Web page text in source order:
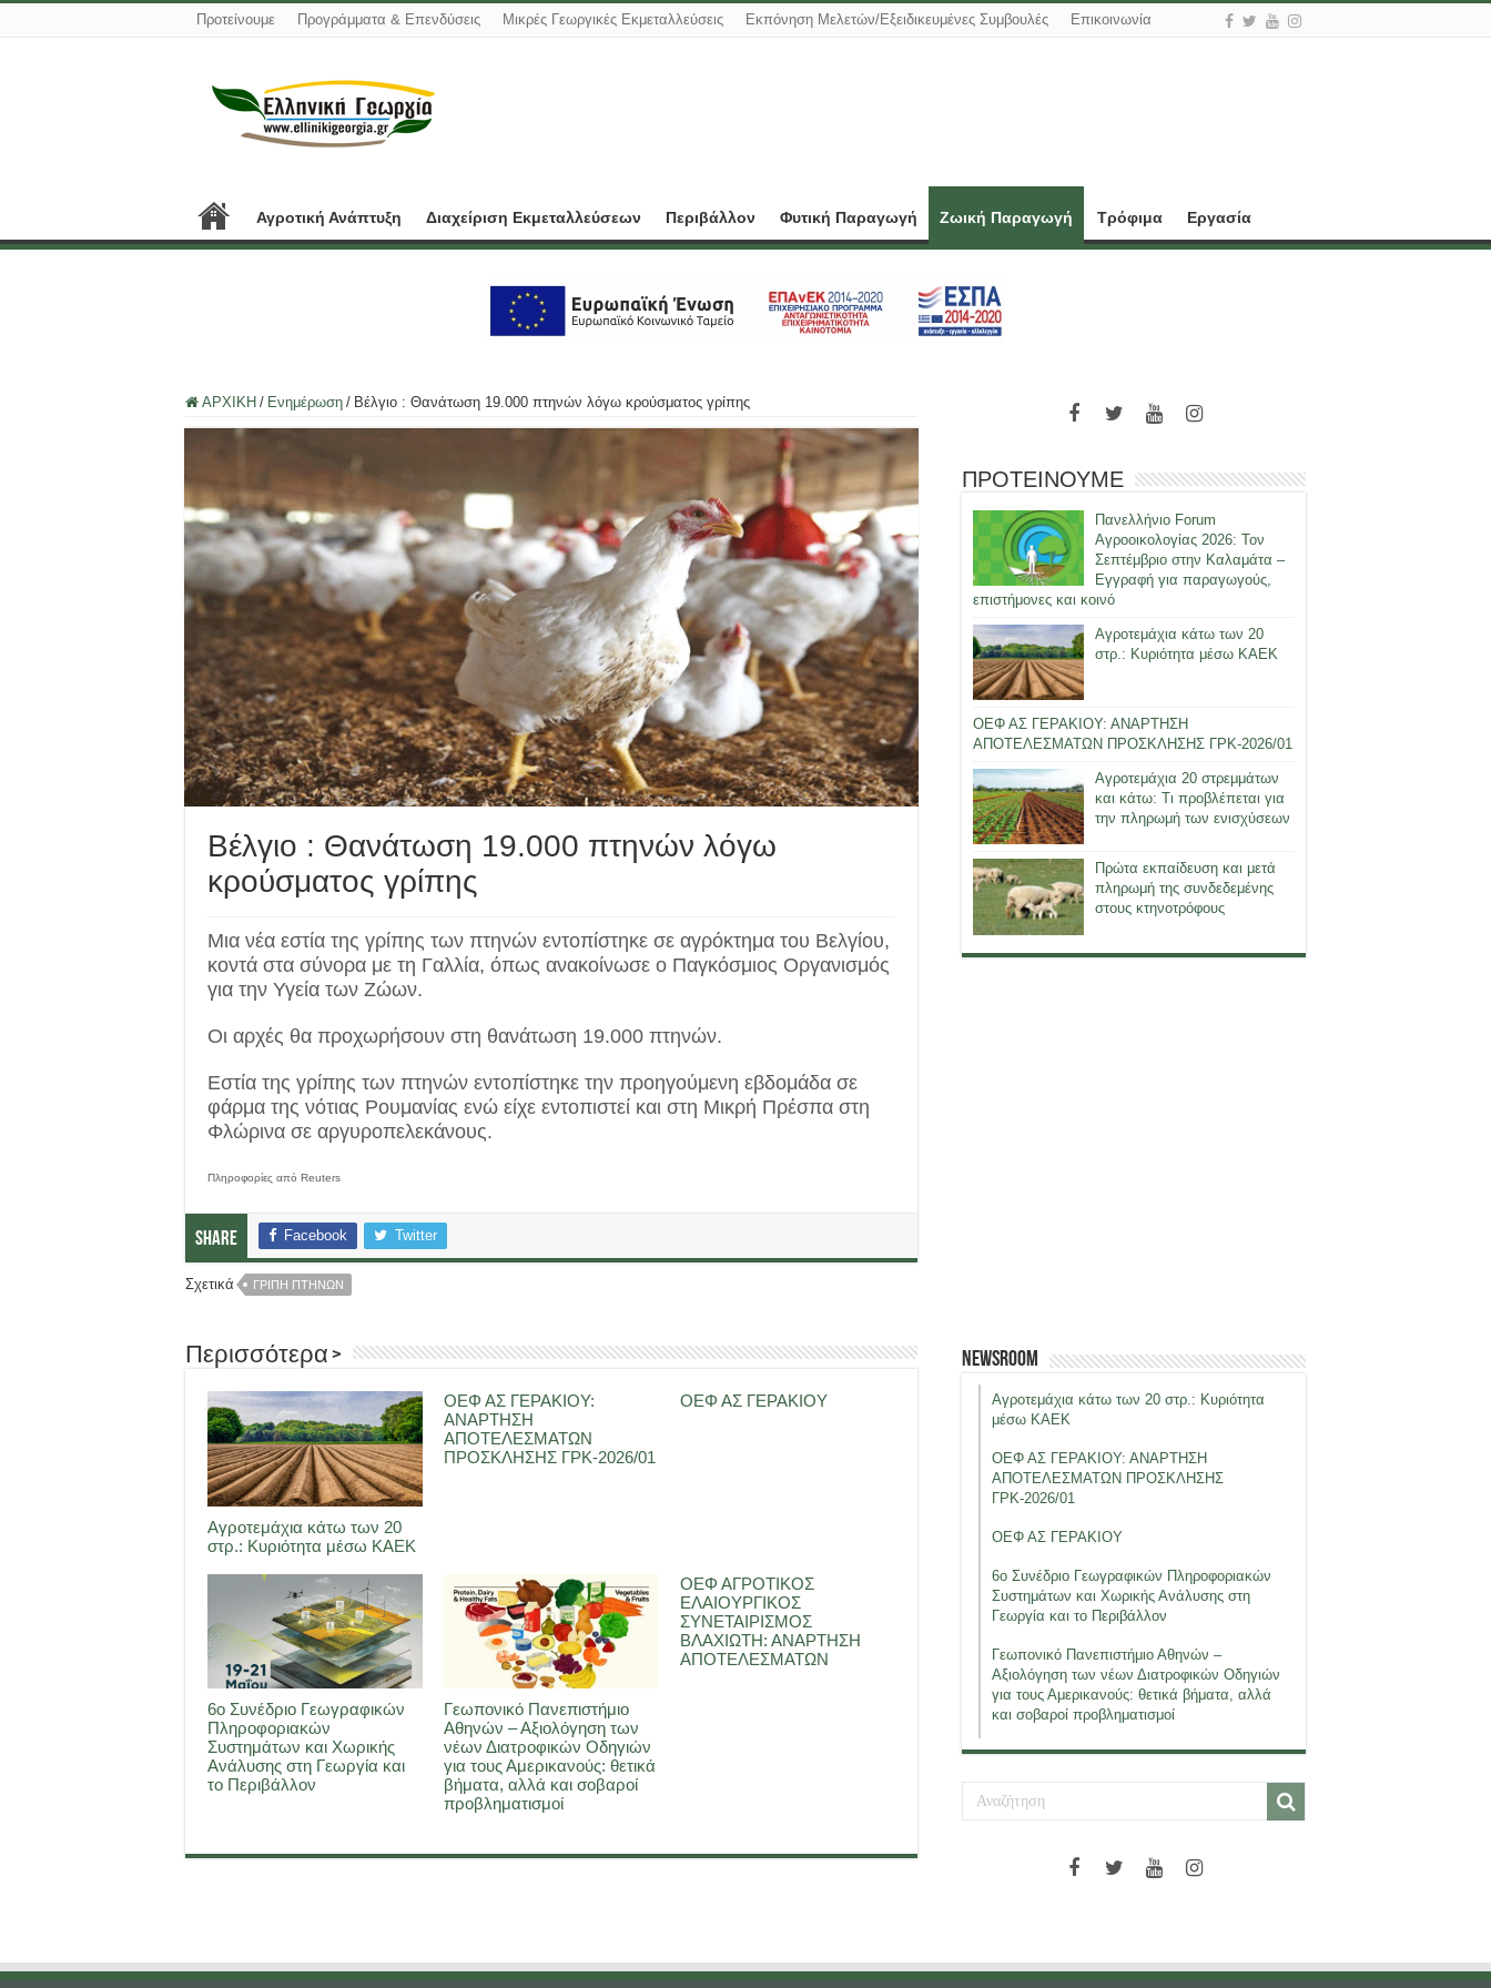
Προτείνουμε Προγράμματα & Επενδύσεις Μικρές Γεωργικές Εκμεταλλεύσεις Εκπόνηση Μελετών/Εξειδικευμένες Συμβουλές Επικοινωνία
Αγροτική Ανάπτυξη Διαχείριση Εκμεταλλεύσεων Περιβάλλον Φυτική Παραγωγή Ζωική Παραγωγή Τρόφιμα Εργασία
ΑΡΧΙΚΗ / Ενημέρωση / Βέλγιο : Θανάτωση 19.000 πτηνών λόγω κρούσματος γρίπης
Βέλγιο : Θανάτωση 19.000 πτηνών λόγω
κρούσματος γρίπης
Μια νέα εστία της γρίπης των πτηνών εντοπίστηκε σε αγρόκτημα του Βελγίου,
κοντά στα σύνορα με τη Γαλλία, όπως ανακοίνωσε ο Παγκόσμιος Οργανισμός
για την Υγεία των Ζώων.
Οι αρχές θα προχωρήσουν στη θανάτωση 19.000 πτηνών.
Εστία της γρίπης των πτηνών εντοπίστηκε την προηγούμενη εβδομάδα σε
φάρμα της νότιας Ρουμανίας ενώ είχε εντοπιστεί και στη Μικρή Πρέσπα στη
Φλώρινα σε αργυροπελεκάνους.
Πληροφορίες από Reuters
Share Facebook Twitter
Σχετικά ΓΡΙΠΗ ΠΤΗΝΩΝ
Περισσότερα >
Αγροτεμάχια κάτω των 20
στρ.: Κυριότητα μέσω ΚΑΕΚ
ΟΕΦ ΑΣ ΓΕΡΑΚΙΟΥ:
ΑΝΑΡΤΗΣΗ
ΑΠΟΤΕΛΕΣΜΑΤΩΝ
ΠΡΟΣΚΛΗΣΗΣ ΓΡΚ-2026/01
ΟΕΦ ΑΣ ΓΕΡΑΚΙΟΥ
6ο Συνέδριο Γεωγραφικών
Πληροφοριακών
Συστημάτων και Χωρικής
Ανάλυσης στη Γεωργία και
το Περιβάλλον
Γεωπονικό Πανεπιστήμιο
Αθηνών – Αξιολόγηση των
νέων Διατροφικών Οδηγιών
για τους Αμερικανούς: θετικά
βήματα, αλλά και σοβαροί
προβληματισμοί
ΟΕΦ ΑΓΡΟΤΙΚΟΣ
ΕΛΑΙΟΥΡΓΙΚΟΣ
ΣΥΝΕΤΑΙΡΙΣΜΟΣ
ΒΛΑΧΙΩΤΗ: ΑΝΑΡΤΗΣΗ
ΑΠΟΤΕΛΕΣΜΑΤΩΝ
ΠΡΟΤΕΙΝΟΥΜΕ
Πανελλήνιο Forum
Αγροοικολογίας 2026: Τον
Σεπτέμβριο στην Καλαμάτα –
Εγγραφή για παραγωγούς,
επιστήμονες και κοινό
Αγροτεμάχια κάτω των 20
στρ.: Κυριότητα μέσω ΚΑΕΚ
ΟΕΦ ΑΣ ΓΕΡΑΚΙΟΥ: ΑΝΑΡΤΗΣΗ
ΑΠΟΤΕΛΕΣΜΑΤΩΝ ΠΡΟΣΚΛΗΣΗΣ ΓΡΚ-2026/01
Αγροτεμάχια 20 στρεμμάτων
και κάτω: Τι προβλέπεται για
την πληρωμή των ενισχύσεων
Πρώτα εκπαίδευση και μετά
πληρωμή της συνδεδεμένης
στους κτηνοτρόφους
Newsroom
Αγροτεμάχια κάτω των 20 στρ.: Κυριότητα
μέσω ΚΑΕΚ
ΟΕΦ ΑΣ ΓΕΡΑΚΙΟΥ: ΑΝΑΡΤΗΣΗ
ΑΠΟΤΕΛΕΣΜΑΤΩΝ ΠΡΟΣΚΛΗΣΗΣ
ΓΡΚ-2026/01
ΟΕΦ ΑΣ ΓΕΡΑΚΙΟΥ
6ο Συνέδριο Γεωγραφικών Πληροφοριακών
Συστημάτων και Χωρικής Ανάλυσης στη
Γεωργία και το Περιβάλλον
Γεωπονικό Πανεπιστήμιο Αθηνών –
Αξιολόγηση των νέων Διατροφικών Οδηγιών
για τους Αμερικανούς: θετικά βήματα, αλλά
και σοβαροί προβληματισμοί